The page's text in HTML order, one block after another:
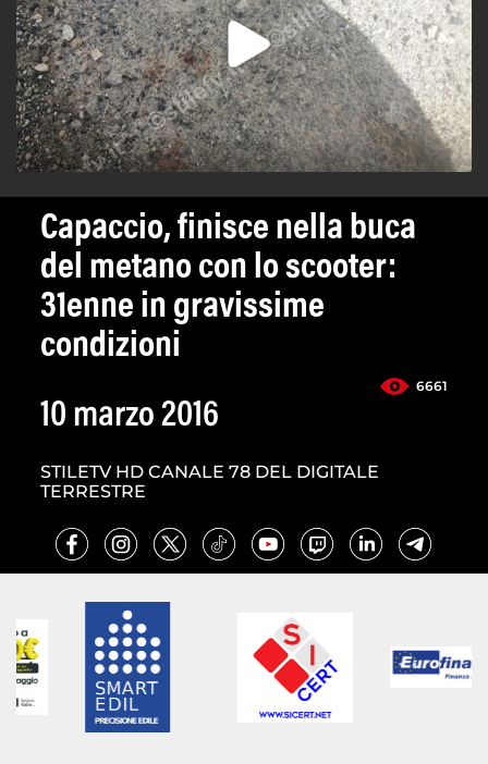
Capaccio, finisce nella buca
del metano con lo scooter:
31enne in gravissime
condizioni
6661
10 marzo 2016
STILETV HD CANALE 78 DEL DIGITALE
TERRESTRE